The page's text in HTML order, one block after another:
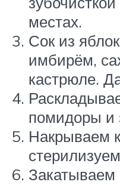
местах.
Сок из
имбирём,
кастрюле.
помидоры и
Накрываем
Закатываем